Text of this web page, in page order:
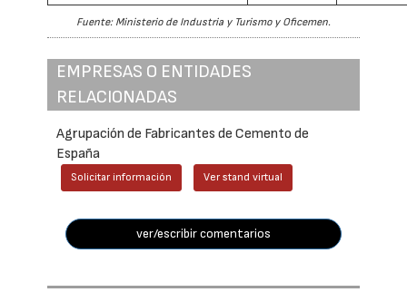
Fuente: Ministerio de Industria y Turismo y Oficemen.
EMPRESAS O ENTIDADES
RELACIONADAS
Agrupación de Fabricantes de Cemento de
España
Solicitar información Ver stand virtual
ver/escribir comentarios